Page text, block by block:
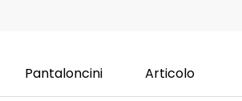
Pantaloncini Articolo